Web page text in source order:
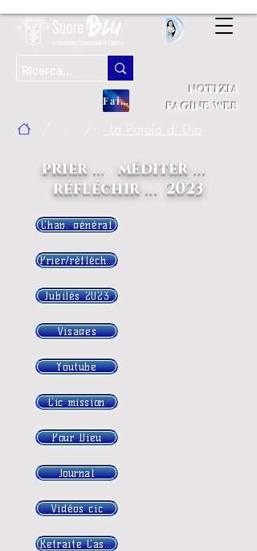
Fai una donazione
notizia
pagine web
prier ... méditer ...
réfléchir ... 2023
Chap. général
Prier/réfléchir
Jubilés 2023
Visages
Youtube
Cic mission
Pour Dieu
Journal
Vidéos cic
Retraite Castres